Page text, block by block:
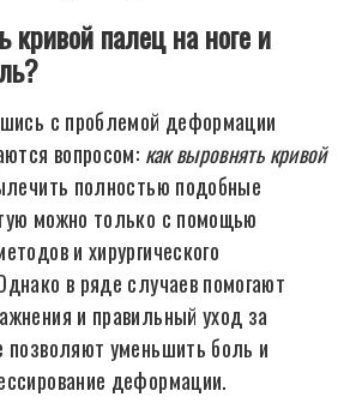
кривой палец на ноге и
с проблемой деформации
вопросом: как выровнять кривой
полностью подобные
можно только с помощью
и хирургического
в ряде случаев помогают
и правильный уход за
позволяют уменьшить боль и
деформации.